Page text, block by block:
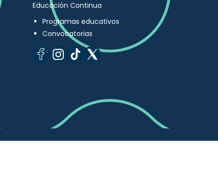
Educación Continua
Programas educativos
Convocatorias